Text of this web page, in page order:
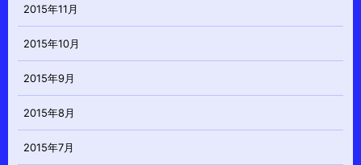
2015年11月
2015年10月
2015年9月
2015年8月
2015年7月